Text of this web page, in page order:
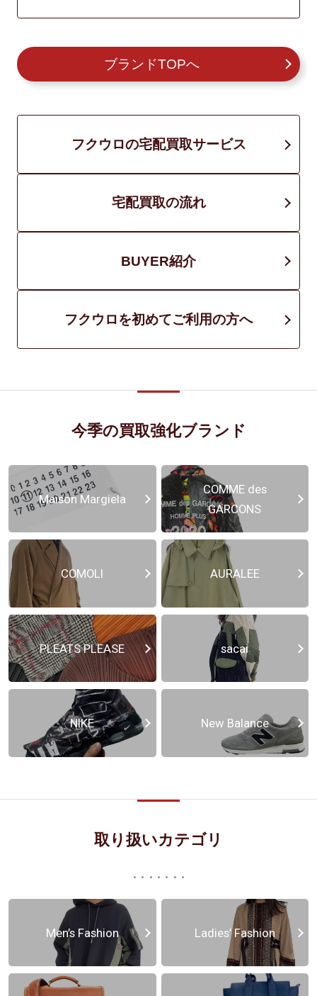
ブランドTOPへ
フクウロの宅配買取サービス
宅配買取の流れ
BUYER紹介
フクウロを初めてご利用の方へ
今季の買取強化ブランド
Maison Margiela
COMME des
GARCONS
COMOLI AURALEE
PLEATS PLEASE sacai
NIKE New Balance
取り扱いカテゴリ
Men’s Fashion Ladies’ Fashion